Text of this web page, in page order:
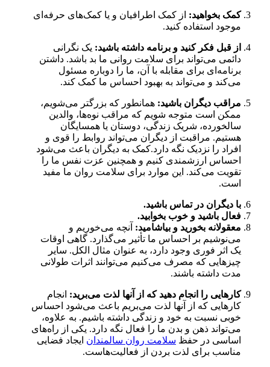
کمک بخواهید: از کمک اطرافیان و یا کمک‌های حرفه‌ای
موجود استفاده کنید.
از قبل فکر کنید و برنامه داشته باشید: یک نگرانی
دائمی می‌تواند برای سلامت روانی ما بد باشد. داشتن
برنامه‌ای برای مقابله با آن، ما را دوباره مسئول
می‌کند و می‌تواند به بهبود احساس ما کمک کند.
مراقب دیگران باشید: همانطور که بزرگتر می‌شویم،
ممکن است متوجه شویم که مراقب نوه‌ها، والدین
سالخورده، شریک زندگی، دوستان یا همسایگان
هستیم. مراقبت از دیگران می‌تواند روابط را قوی و
افراد را نزدیک نگه دارد.کمک به دیگران باعث می‌شود
احساس ارزشمندی کنیم و همچنین عزت نفس ما را
تقویت می‌کند. این موارد برای سلامت روان ما مفید
است.
با دیگران در تماس باشید.
فعال باشید و خوب بخوابید.
معقولانه بخورید و بیاشامید: آنچه می‌خوریم و
می‌نوشیم بر احساس ما تأثیر می‌گذارد. گاهی اوقات
یک اثر فوری وجود دارد، به عنوان مثال الکل. سایر
چیزهایی که مصرف می‌کنیم می‌توانند اثرات طولانی
مدت داشته باشند.
کارهایی را انجام دهید که از آنها لذت می‌برید: انجام
کارهایی که از آنها لذت می‌بریم باعث می‌شود احساس
خوبی نسبت به خود و زندگی داشته باشیم. به علاوه،
می‌تواند ذهن و بدن ما را فعال نگه دارد. یکی از راه‌های
اساسی در حفظ سلامت روان سالمندان ایجاد فضایی
مناسب برای لذت بردن از فعالیت‌هاست.